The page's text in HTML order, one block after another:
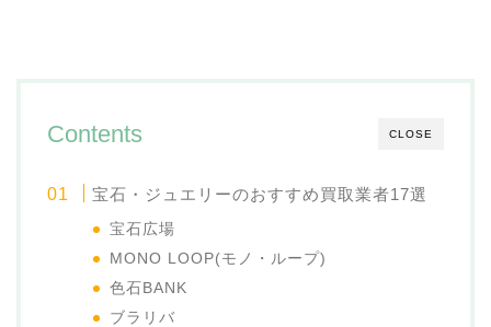
CLOSE
Contents
宝石・ジュエリーのおすすめ買取業者17選
宝石広場
MONO LOOP(モノ・ループ)
色石BANK
ブラリバ